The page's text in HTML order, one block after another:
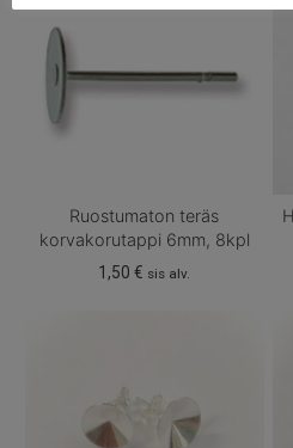
Ruostumaton teräs
korvakorutappi 6mm, 8kpl
1,50€ sis alv.